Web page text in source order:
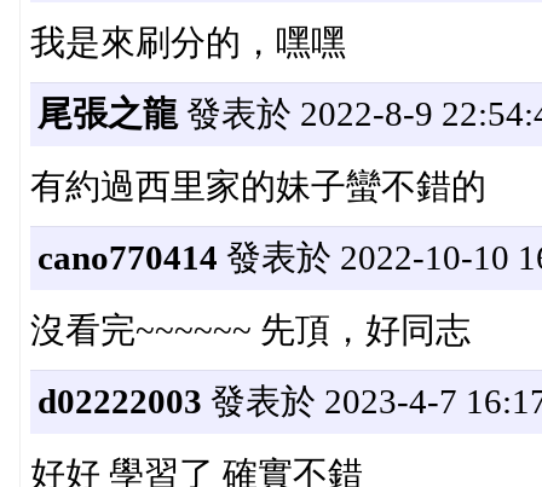
我是來刷分的，嘿嘿
尾張之龍發表於 2022-8-9
有約過西里家的妹子蠻不錯的
cano770414 發表於 2022-10-10
沒看完~~~~~~ 先頂，好同志
d02222003 發表於 2023-4-7
好好 學習了 確實不錯